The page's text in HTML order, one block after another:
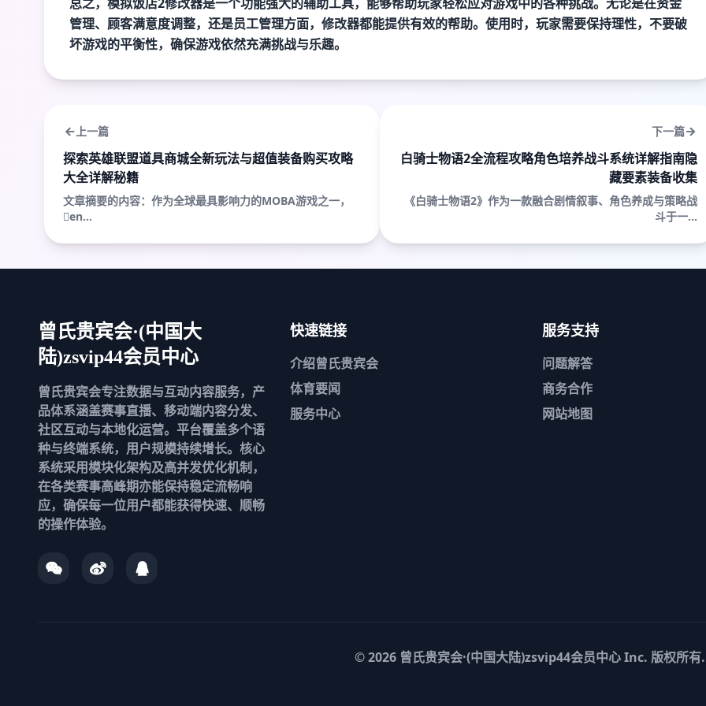
管理、顾客满意度调整，还是员工管理方面，修改器都能提供有效的帮助。使用时，玩家需要保持理性，不要破
坏游戏的平衡性，确保游戏依然充满挑战与乐趣。
上一篇
探索英雄联盟道具商城全新玩法与超值装备购买攻略
大全详解秘籍
文章摘要的内容：作为全球最具影响力的MOBA游戏之一，
en...
下一篇
白骑士物语2全流程攻略角色培养战斗系统详解指南隐
藏要素装备收集
《白骑士物语2》作为一款融合剧情叙事、角色养成与策略战
斗于一...
曾氏贵宾会·(中国大
陆)zsvip44会员中心
曾氏贵宾会专注数据与互动内容服务，产
品体系涵盖赛事直播、移动端内容分发、
社区互动与本地化运营。平台覆盖多个语
种与终端系统，用户规模持续增长。核心
系统采用模块化架构及高并发优化机制，
在各类赛事高峰期亦能保持稳定流畅响
应，确保每一位用户都能获得快速、顺畅
的操作体验。
快速链接
介绍曾氏贵宾会
体育要闻
服务中心
服务支持
问题解答
商务合作
网站地图
© 2026 曾氏贵宾会·(中国大陆)zsvip44会员中心Inc. 版权所有.